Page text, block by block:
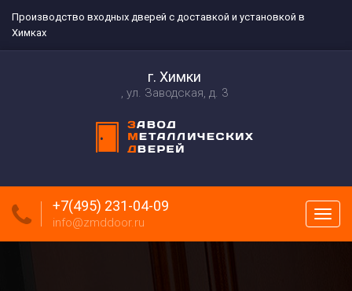
Производство входных дверей с доставкой и установкой в
Химках
г. Химки
ул. Заводская, д. 3
меню
+7(495) 231-04-09
info@zmddoor.ru